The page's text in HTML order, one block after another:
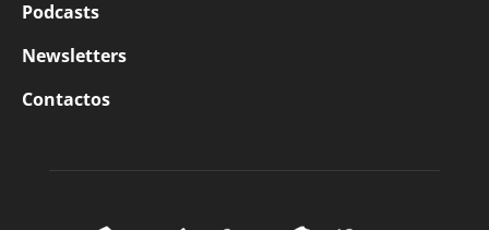
Podcasts
Newsletters
Contactos